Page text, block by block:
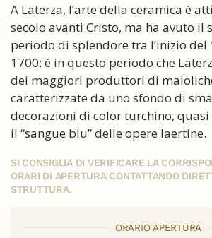
A Laterza, l’arte della ceramica è
secolo avanti Cristo, ma ha avuto il
periodo di splendore tra l’inizio del
1700: è in questo periodo che
dei maggiori produttori di
caratterizzate da uno sfondo di
decorazioni di color turchino,
il “sangue blu” delle opere laertine.
SI CONSIGLIA DI VERIFICARE LA
ORARI DI APERTURA CONTATTANDO
STRUTTURA.
ORARIO APERTURA